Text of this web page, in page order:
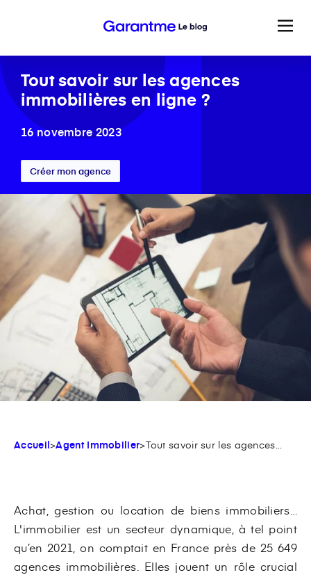
Tout savoir sur les agences
immobilières en ligne ?
16 novembre 2023
Créer mon agence
Accueil>Agent Immobilier>Tout savoir sur les agences...
Achat, gestion ou location de biens immobiliers…
L'immobilier est un secteur dynamique, à tel point
qu’en 2021, on comptait en France près de 25 649
agences immobilières. Elles jouent un rôle crucial